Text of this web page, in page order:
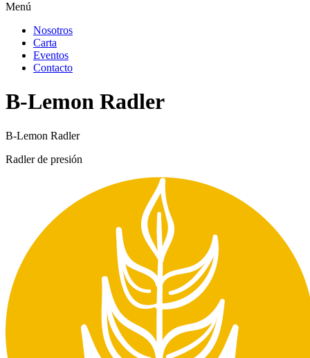
Menú
Nosotros
Carta
Eventos
Contacto
B-Lemon Radler
B-Lemon Radler
Radler de presión